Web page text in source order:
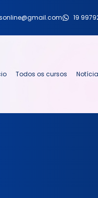
19
Todos os cursos